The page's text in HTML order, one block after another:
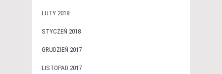
LUTY 2018
STYCZEŃ 2018
GRUDZIEŃ 2017
LISTOPAD 2017